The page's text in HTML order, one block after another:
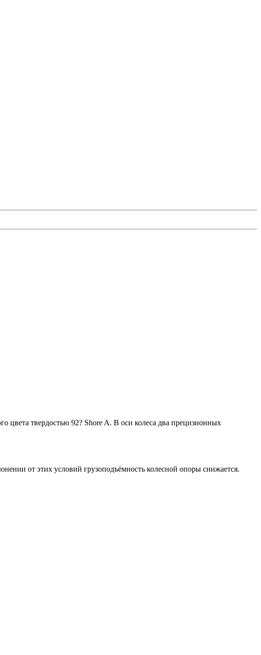
цвета твердостью 92? Shore A. В оси колеса два прецизионных
от этих условий грузоподъёмность колесной опоры снижается.